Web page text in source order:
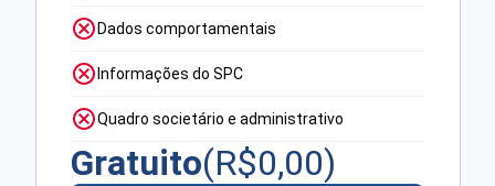
Dados comportamentais
Informações do SPC
Quadro societário e administrativo
Gratuito(R$0,00)